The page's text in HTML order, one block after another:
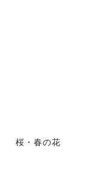
桜・春の花